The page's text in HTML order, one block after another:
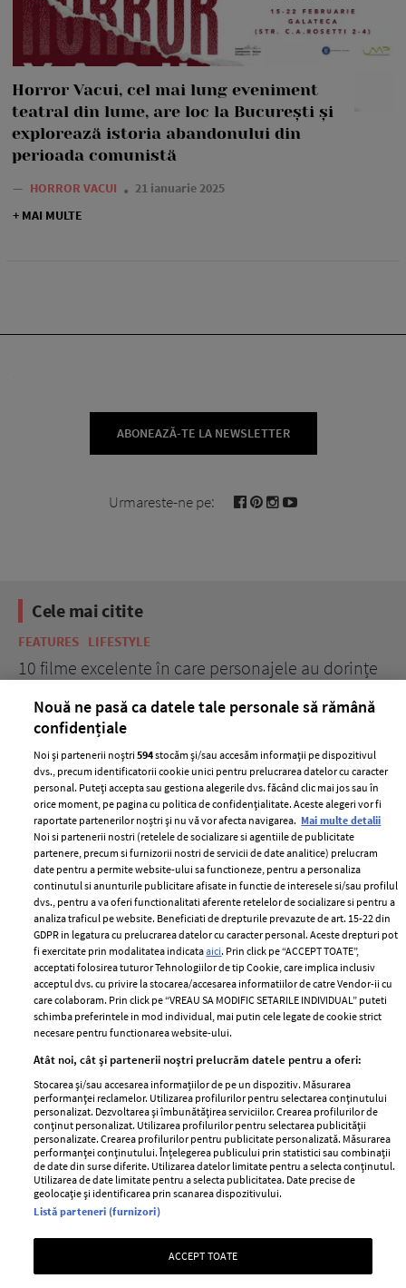
Horror Vacui, cel mai lung eveniment
teatral din lume, are loc la București și
explorează istoria abandonului din
perioada comunistă
— HORROR VACUI
21 ianuarie 2025
+ MAI MULTE
ABONEAZĂ-TE LA NEWSLETTER
Urmareste-ne pe:
Cele mai citite
BEAUTY BEAUTY TIPS
7 uleiuri care stimulează creșterea rapidă a
ELLE Style Awards
2024
Despre ELLE
Romania
Contact
Abonamente
Termeni si conditii
Politica de
confidențialitate
Politica de cookies
Publicitate
GSP
Unica
Baby
Retete
femei
Viva
Avantaje
Retete practice
Pariază responsabil! Decizia ONJN nr. 821/25.09.2025.
Jocurile de noroc sunt interzise minorilor.
Nouă ne pasă ca datele tale personale să rămână
confidențiale
Noi și partenerii noștri594stocăm și/sau accesăm informații pe dispozitivul
dvs., precum identificatorii cookie unici pentru prelucrarea datelor cu caracter
personal. Puteți accepta sau gestiona alegerile dvs. făcând clic mai jos sau în
orice moment, pe pagina cu politica de confidențialitate. Aceste alegeri vor fi
raportate partenerilor noștri și nu vă vor afecta navigarea. Mai multe detalii
Noi si partenerii nostri (retelele de socializare si agentiile de publicitate
partenere, precum si furnizorii nostri de servicii de date analitice) prelucram
date pentru a permite website-ului sa functioneze, pentru a personaliza
continutul si anunturile publicitare afisate in functie de interesele si/sau profilul
dvs., pentru a va oferi functionalitati aferente retelelor de socializare si pentru a
analiza traficul pe website. Beneficiati de drepturile prevazute de art. 15-22 din
GDPR in legatura cu prelucrarea datelor cu caracter personal. Aceste drepturi pot
fi exercitate prin modalitatea indicataaici. Prin click pe “ACCEPT TOATE”,
acceptati folosirea tuturor Tehnologiilor de tip Cookie, care implica inclusiv
acceptul dvs. cu privire la stocarea/accesarea informatiilor de catre Vendor-ii cu
care colaboram. Prin click pe “VREAU SA MODIFIC SETARILE INDIVIDUAL” puteti
schimba preferintele in mod individual, mai putin cele legate de cookie strict
necesare pentru functionarea website-ului.
Atât noi, cât și partenerii noștri prelucrăm datele pentru a oferi:
Stocarea și/sau accesarea informațiilor de pe un dispozitiv. Măsurarea
performanței reclamelor. Utilizarea profilurilor pentru selectarea conținutului
personalizat. Dezvoltarea și îmbunătățirea serviciilor. Crearea profilurilor de
conținut personalizat. Utilizarea profilurilor pentru selectarea publicității
personalizate. Crearea profilurilor pentru publicitate personalizată. Măsurarea
performanței conținutului. Înțelegerea publicului prin statistici sau combinații
de date din surse diferite. Utilizarea datelor limitate pentru a selecta conținutul.
Utilizarea de date limitate pentru a selecta publicitatea. Date precise de
geolocație și identificarea prin scanarea dispozitivului.
Listă parteneri (furnizori)
ACCEPT TOATE